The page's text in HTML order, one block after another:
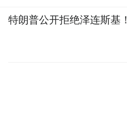
特朗普公开拒绝泽连斯基！